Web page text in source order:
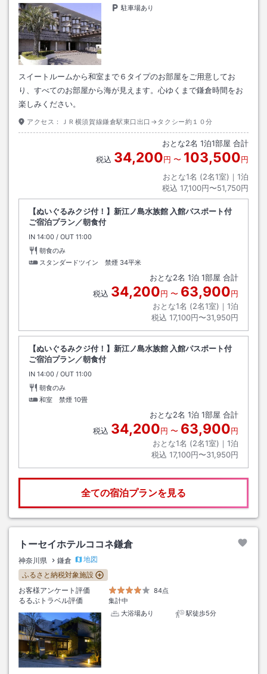
駐車場あり
スイートルームから和室まで６タイプのお部屋をご用意してお
り、すべてのお部屋から海が見えます。心ゆくまで鎌倉時間をお
楽しみください。
アクセス： ＪＲ横須賀線鎌倉駅東口出口→タクシー約１０分
おとな2名 1泊1部屋 合計
税込 34,200円 〜 103,500円
おとな1名 (2名1室)｜ 1泊
税込 17,100円〜51,750円
【ぬいぐるみクジ付！】新江ノ島水族館 入館パスポート付
ご宿泊プラン／朝食付
IN チェックイン
14:00 / OUT チェックアウト
11:00
朝食のみ
スタンダードツイン 禁煙 34平米
おとな2名 1泊 1部屋 合計
税込 34,200円 〜 63,900円
おとな1名 (2名1室)｜ 1泊
税込 17,100円〜31,950円
【ぬいぐるみクジ付！】新江ノ島水族館 入館パスポート付
ご宿泊プラン／朝食付
IN チェックイン
14:00 / OUT チェックアウト
11:00
朝食のみ
和室 禁煙 10畳
おとな2名 1泊 1部屋 合計
税込 34,200円 〜 63,900円
おとな1名 (2名1室)｜ 1泊
税込 17,100円〜31,950円
全ての宿泊プランを見る
トーセイホテルココネ鎌倉
神奈川県 鎌倉
地図
ふるさと納税対象施設
お客様アンケート評価
84点
るるぶトラベル評価
集計中
大浴場あり
駅徒歩5分